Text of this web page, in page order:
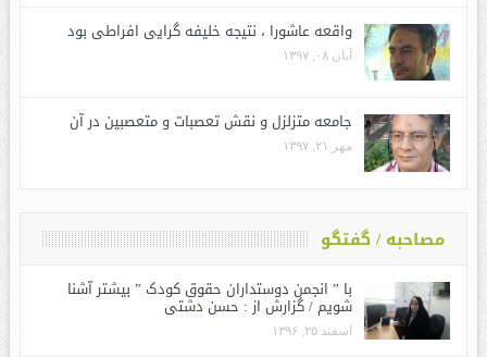
واقعه عاشورا ، نتیجه خلیفه گرایی افراطی بود
آبان ۰۸, ۱۳۹۷
جامعه متزلزل و نقش تعصبات و متعصبین در آن
مهر ۲۱, ۱۳۹۷
مصاحبه / گفتگو
با ” انجمن دوستداران حقوق کودک ” بیشتر آشنا
شویم / گزارش از : حسن دشتی
اسفند ۲۵, ۱۳۹۶